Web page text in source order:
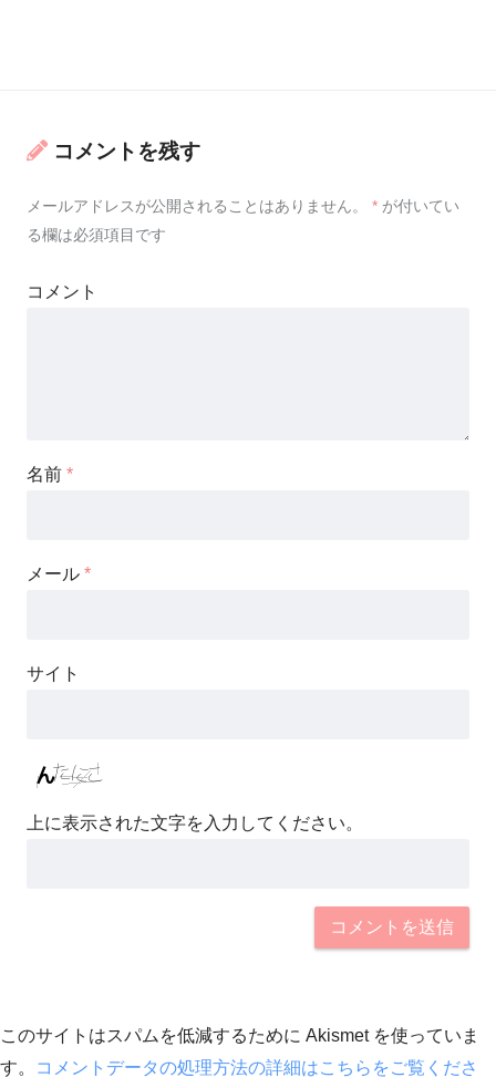
コメントを残す
メールアドレスが公開されることはありません。 * が付いてい
る欄は必須項目です
コメント
名前 *
メール *
サイト
上に表示された文字を入力してください。
このサイトはスパムを低減するために Akismet を使っていま
す。
コメントデータの処理方法の詳細はこちらをご覧くださ